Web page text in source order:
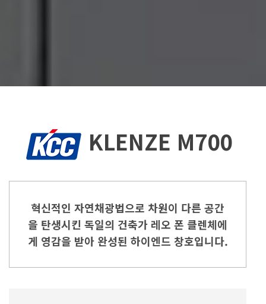
KLENZE M700
혁신적인 자연채광법으로 차원이 다른 공간
을 탄생시킨 독일의 건축가 레오 폰 클렌체에
게 영감을 받아 완성된 하이엔드 창호입니다.